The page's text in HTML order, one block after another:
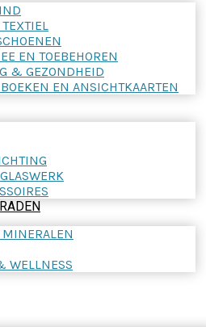
EN TOEBEHOREN
& GEZONDHEID
EN ANSICHTKAARTEN
WELLNESS